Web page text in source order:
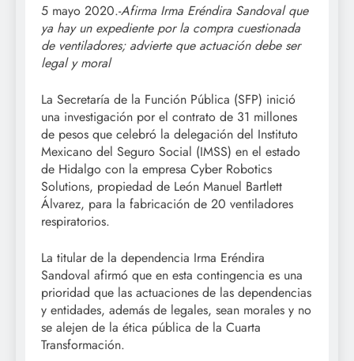
5 mayo 2020.-Afirma Irma Eréndira Sandoval que
ya hay un expediente por la compra cuestionada
de ventiladores; advierte que actuación debe ser
legal y moral
La Secretaría de la Función Pública (SFP) inició
una investigación por el contrato de 31 millones
de pesos que celebró la delegación del Instituto
Mexicano del Seguro Social (IMSS) en el estado
de Hidalgo con la empresa Cyber Robotics
Solutions, propiedad de León Manuel Bartlett
Álvarez, para la fabricación de 20 ventiladores
respiratorios.
La titular de la dependencia Irma Eréndira
Sandoval afirmó que en esta contingencia es una
prioridad que las actuaciones de las dependencias
y entidades, además de legales, sean morales y no
se alejen de la ética pública de la Cuarta
Transformación.